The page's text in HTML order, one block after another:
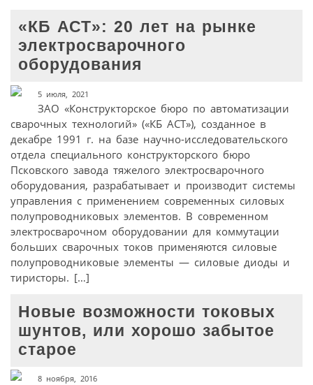
«КБ АСТ»: 20 лет на рынке
электросварочного
оборудования
5 июля, 2021
ЗАО «Конструкторское бюро по автоматизации
сварочных технологий» («КБ АСТ»), созданное в
декабре 1991 г. на базе научно-исследовательского
отдела специального конструкторского бюро
Псковского завода тяжелого электросварочного
оборудования, разрабатывает и производит системы
управления с применением современных силовых
полупроводниковых элементов. В современном
электросварочном оборудовании для коммутации
больших сварочных токов применяются силовые
полупроводниковые элементы — силовые диоды и
тиристоры. […]
Новые возможности токовых
шунтов, или хорошо забытое
старое
8 ноября, 2016